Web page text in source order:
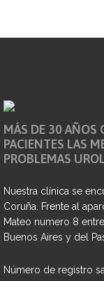
MÁS DE 30 AÑOS
PACIENTES LAS
PROBLEMAS
Nuestra clínica se
Coruña. Frente al
Mateo numero 8
Buenos Aires y del
Número de registro